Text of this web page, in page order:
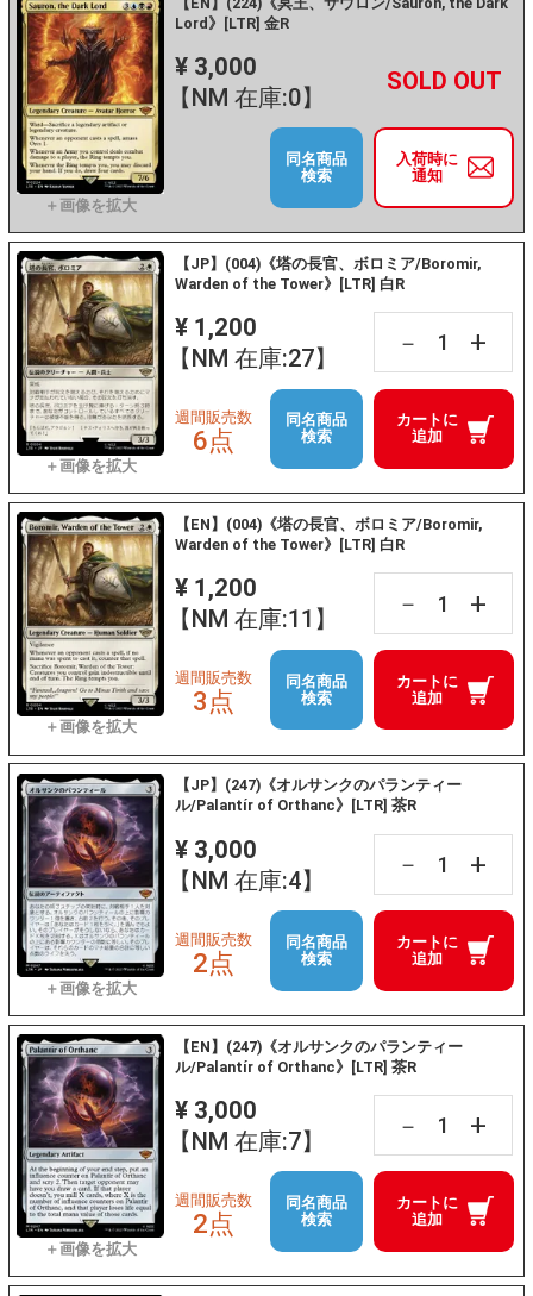
Lord》[LTR] 金R
¥ 3,000
【NM 在庫:0】
－ +
入荷時に
通知
同名商品
検索
【JP】(004)《塔の長官、ボロミア/Boromir,
Warden of the Tower》[LTR] 白R
¥ 1,200
【NM 在庫:27】
－ +
カートに
追加
週間販売数
6点
同名商品
検索
【EN】(004)《塔の長官、ボロミア/Boromir,
Warden of the Tower》[LTR] 白R
¥ 1,200
【NM 在庫:11】
－ +
カートに
追加
週間販売数
3点
同名商品
検索
【JP】(247)《オルサンクのパランティー
ル/Palantír of Orthanc》[LTR] 茶R
¥ 3,000
【NM 在庫:4】
－ +
カートに
追加
週間販売数
2点
同名商品
検索
【EN】(247)《オルサンクのパランティー
ル/Palantír of Orthanc》[LTR] 茶R
¥ 3,000
【NM 在庫:7】
－ +
カートに
追加
週間販売数
2点
同名商品
検索